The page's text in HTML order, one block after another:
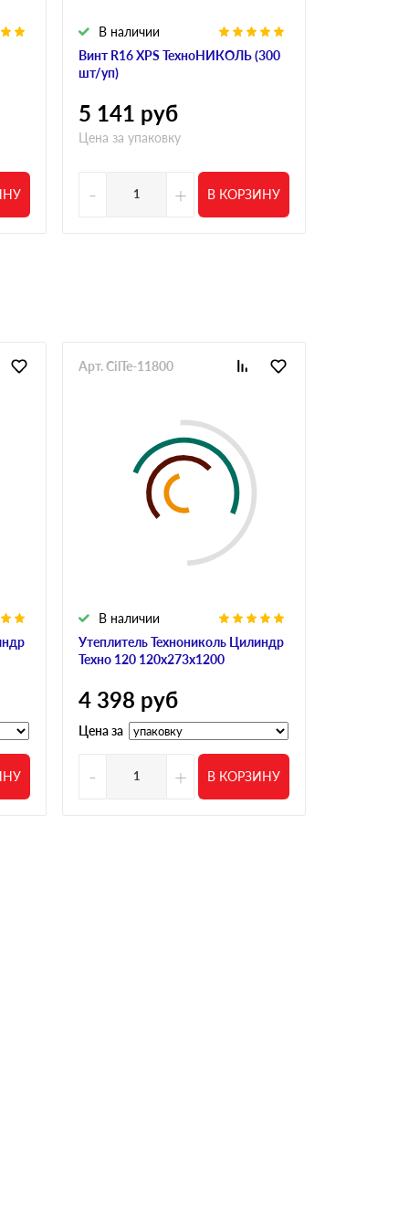
Винт R16 XPS ТехноНИКОЛЬ (300
шт/уп)
В наличии
5 141 руб
Цена за упаковку
- + В КОРЗИНУ
Утеплитель Технониколь Цилиндр
Техно 120 120х273х1200
В наличии
Арт. CilTe-11800
4 398 руб
Цена за
- + В КОРЗИНУ